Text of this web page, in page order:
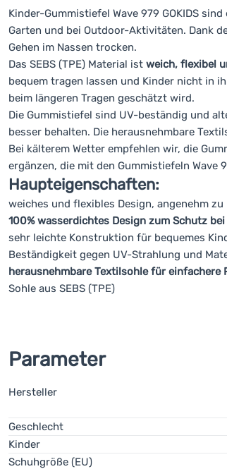
Kinder-Gummistiefel Wave 979 GOKIDS
Garten und bei Outdoor-Aktivitäten. Dank
Gehen im Nassen trocken.
Das SEBS (TPE) Material ist weich, flexibel
bequem tragen lassen und Kinder nicht in
beim längeren Tragen geschätzt wird.
Die Gummistiefel sind UV-beständig und
besser behalten. Die herausnehmbare
Bei kälterem Wetter empfehlen wir, die
ergänzen, die mit den Gummistiefeln Wave
Haupteigenschaften:
weiches und flexibles Design, angenehm zu
100% wasserdichtes Design zum Schutz bei
sehr leichte Konstruktion für bequemes
Beständigkeit gegen UV-Strahlung und
herausnehmbare Textilsohle für einfachere
Sohle aus SEBS (TPE)
Parameter
Hersteller
Geschlecht
Kinder
Schuhgröße (EU)